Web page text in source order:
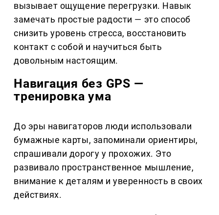
вызывает ощущение перегрузки. Навык
замечать простые радости — это способ
снизить уровень стресса, восстановить
контакт с собой и научиться быть
довольным настоящим.
Навигация без GPS —
тренировка ума
До эры навигаторов люди использовали
бумажные карты, запоминали ориентиры,
спрашивали дорогу у прохожих. Это
развивало пространственное мышление,
внимание к деталям и уверенность в своих
действиях.